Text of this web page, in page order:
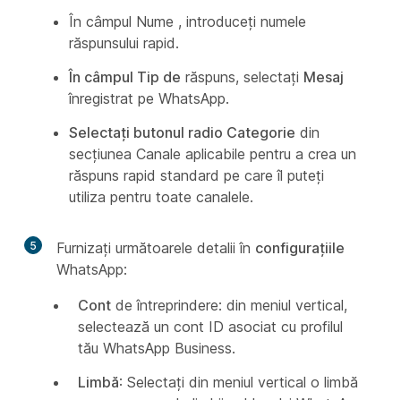
În câmpul Nume , introduceți numele
răspunsului rapid.
În câmpul Tip de răspuns, selectați Mesaj
înregistrat pe WhatsApp.
Selectați butonul radio Categorie din
secțiunea Canale aplicabile pentru a crea un
răspuns rapid standard pe care îl puteți
utiliza pentru toate canalele.
5 Furnizați următoarele detalii în configurațiile
WhatsApp:
Cont de întreprindere: din meniul vertical,
selectează un cont ID asociat cu profilul
tău WhatsApp Business.
Limbă: Selectați din meniul vertical o limbă